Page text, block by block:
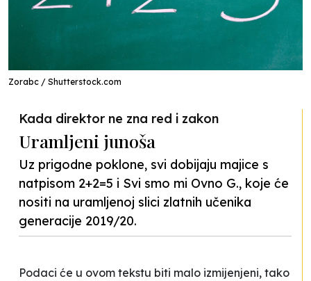
Zorabc / Shutterstock.com
Kada direktor ne zna red i zakon
Uramljeni junoša
Uz prigodne poklone, svi dobijaju majice s
natpisom 2+2=5 i Svi smo mi Ovno G., koje će
nositi na uramljenoj slici zlatnih učenika
generacije 2019/20.
Podaci će u ovom tekstu biti malo izmijenjeni, tako